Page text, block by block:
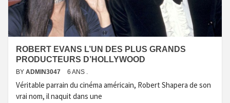
ROBERT EVANS L’UN DES PLUS GRANDS
PRODUCTEURS D’HOLLYWOOD
BY ADMIN3047 6 ANS .
Véritable parrain du cinéma américain, Robert Shapera de son
vrai nom, il naquit dans une